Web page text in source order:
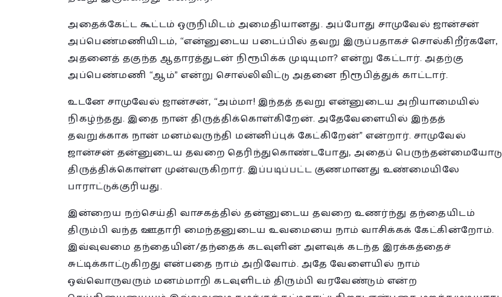
அதைக்கேட்ட கூட்டம் ஒருநிமிடம் அமைதியானது. அப்போது சாமுவேல் ஜான்சன்
அப்பெண்மணியிடம், “என்னுடைய படைப்பில் தவறு இருப்பதாகச் சொல்கிறீர்களே,
அதனைத் தகுந்த ஆதாரத்துடன் நிரூபிக்க முடியுமா? என்று கேட்டார். அதற்கு
அப்பெண்மணி “ஆம்” என்று சொல்லிவிட்டு அதனை நிரூபித்துக் காட்டார்.
உடனே சாமுவேல் ஜான்சன், “அம்மா! இந்தத் தவறு என்னுடைய அறியாமையில்
நிகழ்ந்தது. இதை நான் திருத்திக்கொள்கிறேன். அதேவேளையில் இந்தத்
தவறுக்காக நான் மனம்வருந்தி மன்னிப்புக் கேட்கிறேன்” என்றார். சாமுவேல்
ஜான்சன் தன்னுடைய தவறை தெரிந்துகொண்டபோது, அதைப் பெருந்தன்மையோடு
திருத்திக்கொள்ள முன்வருகிறார். இப்படிப்பட்ட குணமானது உண்மையிலே
பாராட்டுக்குரியது.
இன்றைய நற்செய்தி வாசகத்தில் தன்னுடைய தவறை உணர்ந்து தந்தையிடம்
திரும்பி வந்த ஊதாரி மைந்தனுடைய உவமையை நாம் வாசிக்கக் கேட்கின்றோம்.
இவ்வுவமை தந்தையின்/தந்தைக் கடவுளின் அளவுக் கடந்த இரக்கத்தைச்
சுட்டிக்காட்டுகிறது என்பதை நாம் அறிவோம். அதே வேளையில் நாம்
ஒவ்வொருவரும் மனம்மாறி கடவுளிடம் திரும்பி வரவேண்டும் என்ற